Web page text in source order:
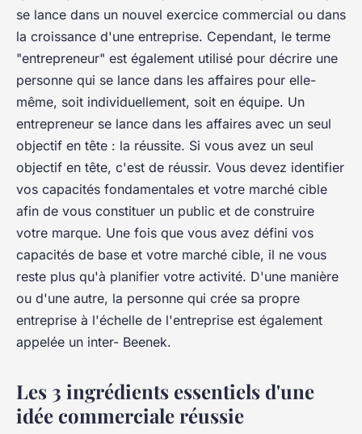
se lance dans un nouvel exercice commercial ou dans
la croissance d'une entreprise. Cependant, le terme
"entrepreneur" est également utilisé pour décrire une
personne qui se lance dans les affaires pour elle-
même, soit individuellement, soit en équipe. Un
entrepreneur se lance dans les affaires avec un seul
objectif en tête : la réussite. Si vous avez un seul
objectif en tête, c'est de réussir. Vous devez identifier
vos capacités fondamentales et votre marché cible
afin de vous constituer un public et de construire
votre marque. Une fois que vous avez défini vos
capacités de base et votre marché cible, il ne vous
reste plus qu'à planifier votre activité. D'une manière
ou d'une autre, la personne qui crée sa propre
entreprise à l'échelle de l'entreprise est également
appelée un inter- Beenek.
Les 3 ingrédients essentiels d'une
idée commerciale réussie